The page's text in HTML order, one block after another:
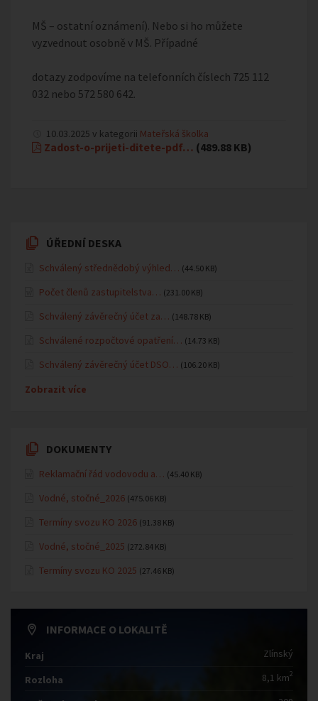
MŠ – ostatní oznámení). Nebo si ho můžete
vyzvednout osobně v MŠ. Případné
dotazy zodpovíme na telefonních číslech 725 112
032 nebo 572 580 642.
10.03.2025 v kategorii Mateřská školka
Zadost-o-prijeti-ditete-pdf… (489.88 KB)
ÚŘEDNÍ DESKA
Schválený střednědobý výhled… (44.50 KB)
Počet členů zastupitelstva… (231.00 KB)
Schválený závěrečný účet za… (148.78 KB)
Schválené rozpočtové opatření… (14.73 KB)
Schválený závěrečný účet DSO… (106.20 KB)
Zobrazit více
DOKUMENTY
Reklamační řád vodovodu a… (45.40 KB)
Vodné, stočné_2026 (475.06 KB)
Termíny svozu KO 2026 (91.38 KB)
Vodné, stočné_2025 (272.84 KB)
Termíny svozu KO 2025 (27.46 KB)
INFORMACE O LOKALITĚ
Kraj Zlínský
Rozloha 8,1 km2